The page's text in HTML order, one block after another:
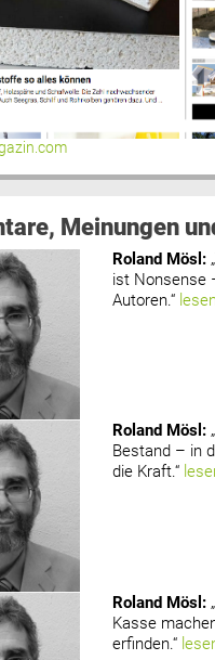
Meinungen
Roland Mösl :
ist Nonsense
Autoren.“
Roland Mösl :
Bestand – in
die Kraft.“
Roland Mösl :
Kasse
erfinden.“